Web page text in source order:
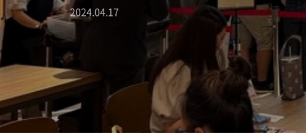
2024.04.17